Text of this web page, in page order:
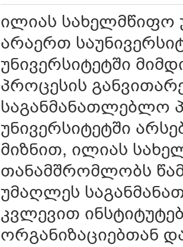
ილიას სახელმწიფო
არაერთ
უნივერსიტეტში
პროცესის
საგანმანათლებლო
უნივერსიტეტში
მიზნით, ილიას
თანამშრომლობს
უმაღლეს
კვლევით
ორგანიზაციებთან